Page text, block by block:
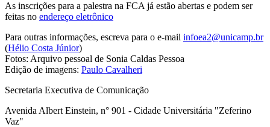
As inscrições para a palestra na FCA já estão abertas e podem ser
feitas no endereço eletrônico
Para outras informações, escreva para o e-mail infoea2@unicamp.br
(Hélio Costa Júnior)
Fotos: Arquivo pessoal de Sonia Caldas Pessoa
Edição de imagens: Paulo Cavalheri
Secretaria Executiva de Comunicação
Avenida Albert Einstein, n° 901 - Cidade Universitária "Zeferino
Vaz"